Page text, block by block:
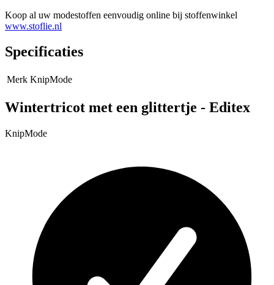
Koop al uw modestoffen eenvoudig online bij stoffenwinkel
www.stoflie.nl
Specificaties
Merk KnipMode
Wintertricot met een glittertje - Editex
KnipMode